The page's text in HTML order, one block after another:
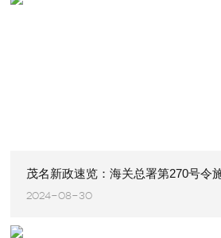
茂名新政速览：海关总署第270号令
2024-08-30